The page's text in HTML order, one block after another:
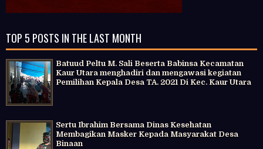
TOP 5 POSTS IN THE LAST MONTH
Batuud Peltu M. Sali Beserta Babinsa Kecamatan
Kaur Utara menghadiri dan mengawasi kegiatan
Pemilihan Kepala Desa TA. 2021 Di Kec. Kaur Utara
Sertu Ibrahim Bersama Dinas Kesehatan
Membagikan Masker Kepada Masyarakat Desa
Binaan